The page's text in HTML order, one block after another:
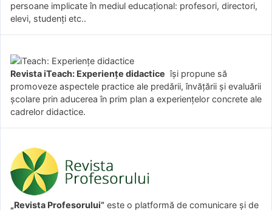
persoane implicate în mediul educațional: profesori, directori,
elevi, studenți etc..
Revista iTeach: Experienţe didactice îşi propune să
promoveze aspectele practice ale predării, învăţării şi evaluării
şcolare prin aducerea în prim plan a experienţelor concrete ale
cadrelor didactice.
„Revista Profesorului” este o platformă de comunicare și de